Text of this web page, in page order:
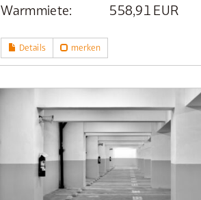
Warmmiete:
558,91 EUR
Details merken